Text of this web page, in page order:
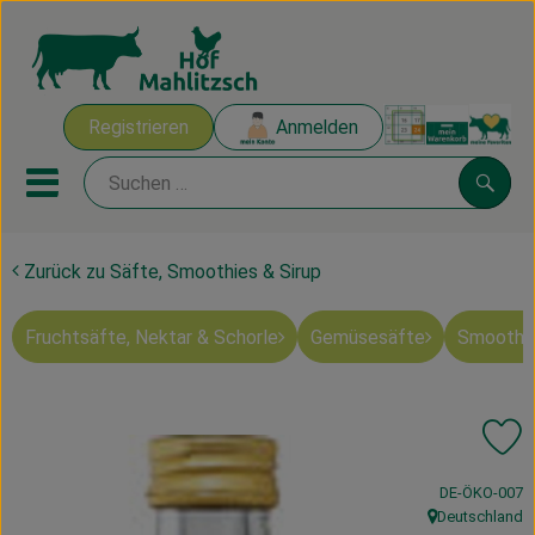
Registrieren Anmelden
Mobiles Menu öffnen oder
Ökokisten
Mahlitzscher Produkte
Obst & Gemüse
Zurück zu Säfte, Smoothies & Sirup
Fruchtsäfte, Nektar & Schorle Gemüsesäfte
,DE-ÖKO-007
, Herkunft:
Deutschland